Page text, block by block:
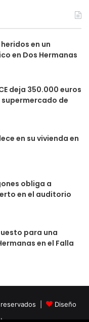
en un
en Dos Hermanas
deja 350.000 euros
de
en su vivienda en
obliga a
en el auditorio
para una
en el Falla
|
Diseño